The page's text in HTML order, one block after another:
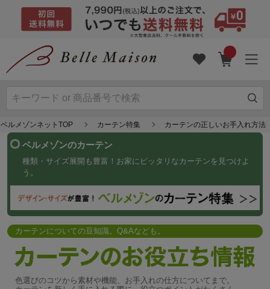
ベルメゾンネットTOP カーテン特集 カーテンの正しいお手入れ方法
ベルメゾンのカーテン
種類・サイズ展開も豊富！お家にピッタリなカーテンを見つけよ
う。
カーテンについての豆知識。Q&Aなども。
色選びのコツから素材や機能、お手入れの仕方についてまで。